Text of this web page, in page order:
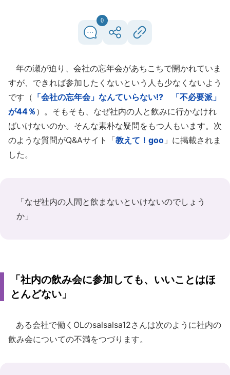
0
年の瀬が迫り、会社の忘年会があちこちで開かれていま
すが、できれば参加したくないという人も少なくないよう
です（ 「会社の忘年会」なんていらない!? 「不必要派」
が44％ ）。そもそも、なぜ社内の人と飲みに行かなけれ
ばいけないのか。そんな素朴な疑問をもつ人もいます。次
のような質問がQ&Aサイト「教えて！goo 」に掲載されま
した。
「なぜ社内の人間と飲まないといけないのでしょう
か」
「社内の飲み会に参加しても、いいことはほ
とんどない」
ある会社で働くOLのsalsalsa12さんは次のように社内の
飲み会についての不満をつづります。